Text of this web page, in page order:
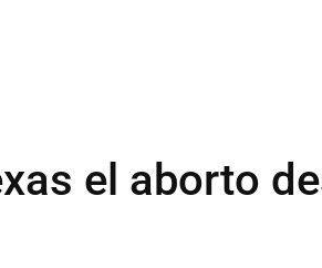
el aborto